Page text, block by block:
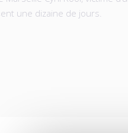
une dizaine de jours.